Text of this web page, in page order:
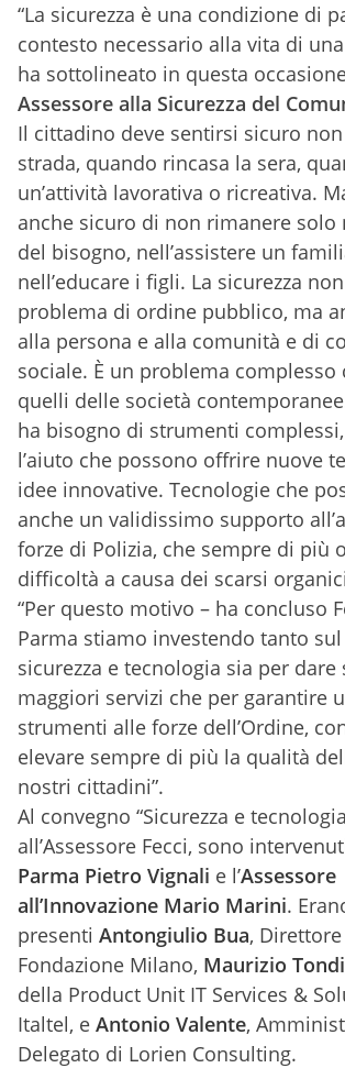
“La sicurezza è una condizione di
contesto necessario alla vita di
ha sottolineato in questa
Assessore alla Sicurezza del
Il cittadino deve sentirsi sicuro
strada, quando rincasa la sera,
un’attività lavorativa o ricreativa.
anche sicuro di non rimanere solo
del bisogno, nell’assistere un
nell’educare i figli. La sicurezza
problema di ordine pubblico, ma
alla persona e alla comunità e di
sociale. È un problema complesso
quelli delle società
ha bisogno di strumenti
l’aiuto che possono offrire nuove
idee innovative. Tecnologie che
anche un validissimo supporto
forze di Polizia, che sempre di più
difficoltà a causa dei scarsi
“Per questo motivo – ha concluso
Parma stiamo investendo tanto
sicurezza e tecnologia sia per dare
maggiori servizi che per garantire
strumenti alle forze dell’Ordine,
elevare sempre di più la qualità
nostri cittadini”.
Al convegno “Sicurezza e
all’Assessore Fecci, sono
Parma Pietro Vignali e l’Assessore
all’Innovazione Mario Marini.
presenti Antongiulio Bua,
Fondazione Milano, Maurizio Tondi
della Product Unit IT Services &
Italtel, e Antonio Valente,
Delegato di Lorien Consulting.